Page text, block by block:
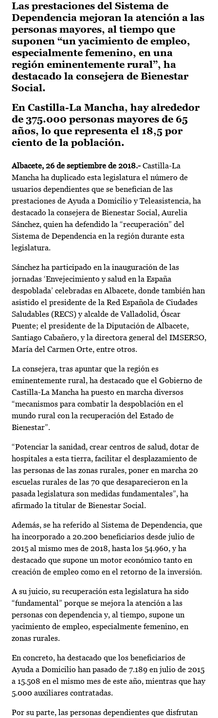
Las prestaciones del Sistema de
Dependencia mejoran la atención a las
personas mayores, al tiempo que
suponen “un yacimiento de empleo,
especialmente femenino, en una
región eminentemente rural”, ha
destacado la consejera de Bienestar
Social.
En Castilla-La Mancha, hay alrededor
de 375.000 personas mayores de 65
años, lo que representa el 18,5 por
ciento de la población.
Albacete, 26 de septiembre de 2018.- Castilla-La
Mancha ha duplicado esta legislatura el número de
usuarios dependientes que se benefician de las
prestaciones de Ayuda a Domicilio y Teleasistencia, ha
destacado la consejera de Bienestar Social, Aurelia
Sánchez, quien ha defendido la “recuperación” del
Sistema de Dependencia en la región durante esta
legislatura.
Sánchez ha participado en la inauguración de las
jornadas ‘Envejecimiento y salud en la España
despoblada’ celebradas en Albacete, donde también han
asistido el presidente de la Red Española de Ciudades
Saludables (RECS) y alcalde de Valladolid, Óscar
Puente; el presidente de la Diputación de Albacete,
Santiago Cabañero, y la directora general del IMSERSO,
María del Carmen Orte, entre otros.
La consejera, tras apuntar que la región es
eminentemente rural, ha destacado que el Gobierno de
Castilla-La Mancha ha puesto en marcha diversos
“mecanismos para combatir la despoblación en el
mundo rural con la recuperación del Estado de
Bienestar”.
“Potenciar la sanidad, crear centros de salud, dotar de
hospitales a esta tierra, facilitar el desplazamiento de
las personas de las zonas rurales, poner en marcha 20
escuelas rurales de las 70 que desaparecieron en la
pasada legislatura son medidas fundamentales”, ha
afirmado la titular de Bienestar Social.
Además, se ha referido al Sistema de Dependencia, que
ha incorporado a 20.200 beneficiarios desde julio de
2015 al mismo mes de 2018, hasta los 54.960, y ha
destacado que supone un motor económico tanto en
creación de empleo como en el retorno de la inversión.
A su juicio, su recuperación esta legislatura ha sido
“fundamental” porque se mejora la atención a las
personas con dependencia y, al tiempo, supone un
yacimiento de empleo, especialmente femenino, en
zonas rurales.
En concreto, ha destacado que los beneficiarios de
Ayuda a Domicilio han pasado de 7.189 en julio de 2015
a 15.508 en el mismo mes de este año, mientras que hay
5.000 auxiliares contratadas.
Por su parte, las personas dependientes que disfrutan